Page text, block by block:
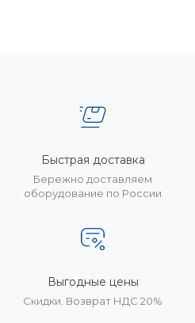
Быстрая доставка
Бережно доставляем
оборудование по России
Выгодные цены
Скидки. Возврат НДС 20%